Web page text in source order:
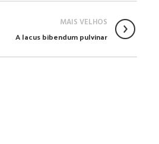
MAIS VELHOS
A lacus bibendum pulvinar